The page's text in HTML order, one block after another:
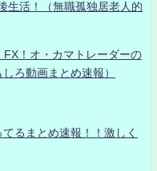
生活！（無職孤独居老人的
！オ・カマトレーダーの
ろ動画まとめ速報）
るまとめ速報！！激しく